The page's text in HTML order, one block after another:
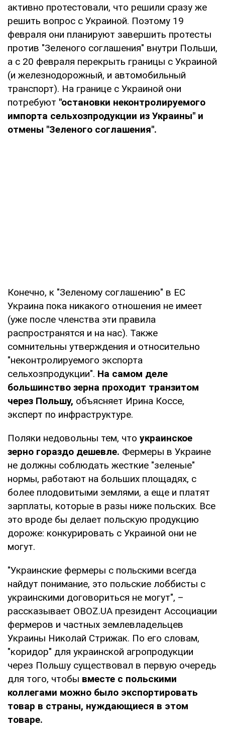
активно протестовали, что решили сразу же
решить вопрос с Украиной. Поэтому 19
февраля они планируют завершить протесты
против "Зеленого соглашения" внутри Польши,
а с 20 февраля перекрыть границы с Украиной
(и железнодорожный, и автомобильный
транспорт). На границе с Украиной они
потребуют "остановки неконтролируемого
импорта сельхозпродукции из Украины" и
отмены "Зеленого соглашения".
Конечно, к "Зеленому соглашению" в ЕС
Украина пока никакого отношения не имеет
(уже после членства эти правила
распространятся и на нас). Также
сомнительны утверждения и относительно
"неконтролируемого экспорта
сельхозпродукции". На самом деле
большинство зерна проходит транзитом
через Польшу, объясняет Ирина Коссе,
эксперт по инфраструктуре.
Поляки недовольны тем, что украинское
зерно гораздо дешевле. Фермеры в Украине
не должны соблюдать жесткие "зеленые"
нормы, работают на больших площадях, с
более плодовитыми землями, а еще и платят
зарплаты, которые в разы ниже польских. Все
это вроде бы делает польскую продукцию
дороже: конкурировать с Украиной они не
могут.
"Украинские фермеры с польскими всегда
найдут понимание, это польские лоббисты с
украинскими договориться не могут", –
рассказывает OBOZ.UA президент Ассоциации
фермеров и частных землевладельцев
Украины Николай Стрижак. По его словам,
"коридор" для украинской агропродукции
через Польшу существовал в первую очередь
для того, чтобы вместе с польскими
коллегами можно было экспортировать
товар в страны, нуждающиеся в этом
товаре.